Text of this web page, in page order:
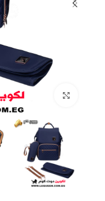
اضغط للتكبير